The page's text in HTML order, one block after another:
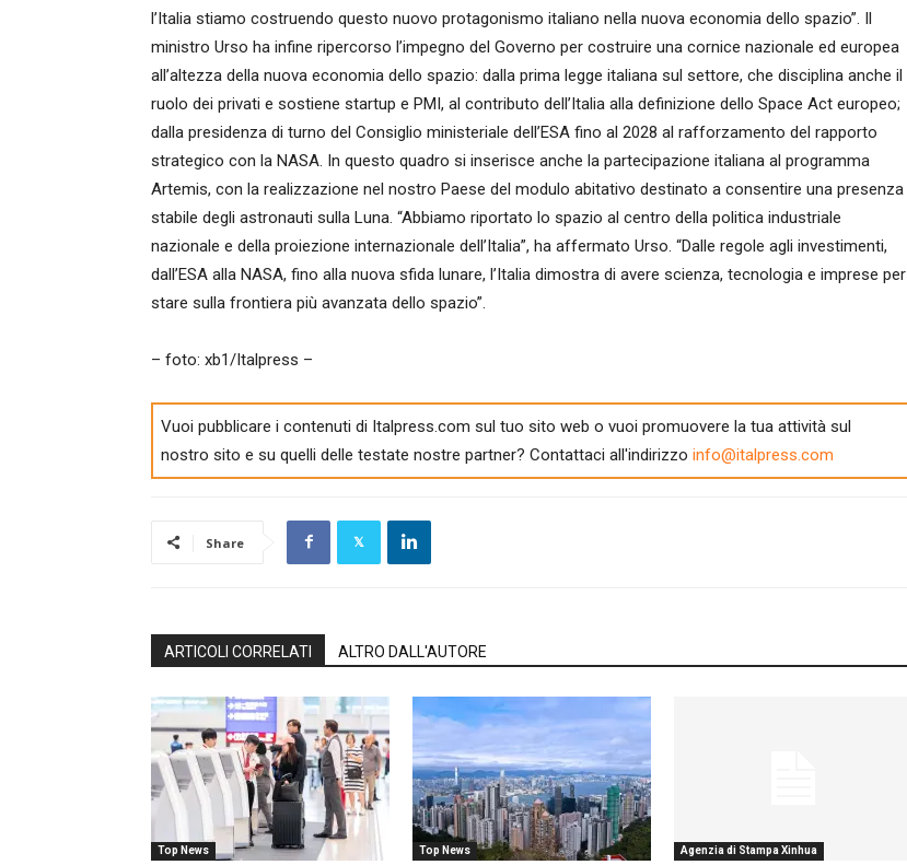
l’Italia stiamo costruendo questo nuovo protagonismo italiano nella nuova economia dello spazio”. Il
ministro Urso ha infine ripercorso l’impegno del Governo per costruire una cornice nazionale ed europea
all’altezza della nuova economia dello spazio: dalla prima legge italiana sul settore, che disciplina anche il
ruolo dei privati e sostiene startup e PMI, al contributo dell’Italia alla definizione dello Space Act europeo;
dalla presidenza di turno del Consiglio ministeriale dell’ESA fino al 2028 al rafforzamento del rapporto
strategico con la NASA. In questo quadro si inserisce anche la partecipazione italiana al programma
Artemis, con la realizzazione nel nostro Paese del modulo abitativo destinato a consentire una presenza
stabile degli astronauti sulla Luna. “Abbiamo riportato lo spazio al centro della politica industriale
nazionale e della proiezione internazionale dell’Italia”, ha affermato Urso. “Dalle regole agli investimenti,
dall’ESA alla NASA, fino alla nuova sfida lunare, l’Italia dimostra di avere scienza, tecnologia e imprese per
stare sulla frontiera più avanzata dello spazio”.
– foto: xb1/Italpress –
Vuoi pubblicare i contenuti di Italpress.com sul tuo sito web o vuoi promuovere la tua attività sul
nostro sito e su quelli delle testate nostre partner? Contattaci all'indirizzo info@italpress.com
Share
ARTICOLI CORRELATI ALTRO DALL'AUTORE
Top News Top News Agenzia di Stampa Xinhua